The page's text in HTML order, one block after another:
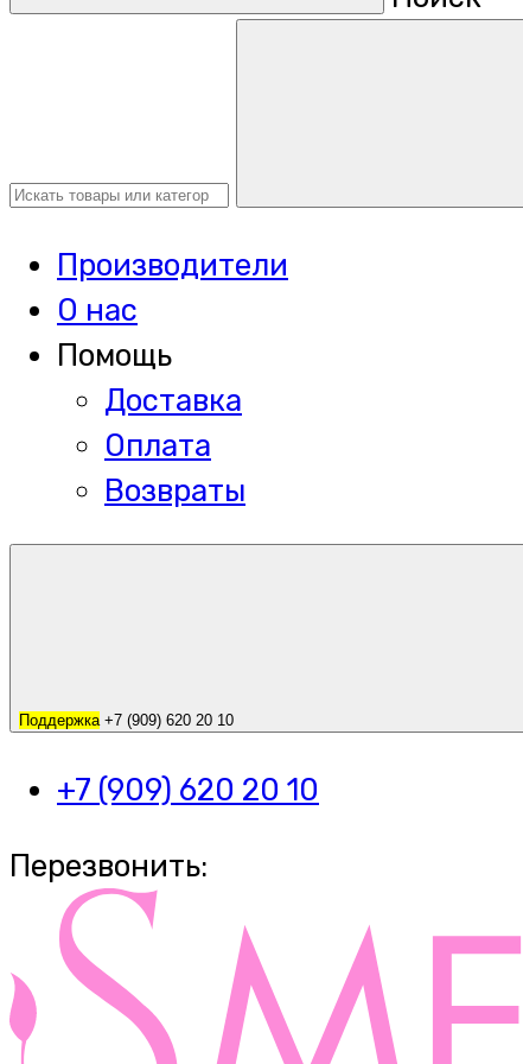
Производители
О нас
Помощь
Доставка
Оплата
Возвраты
Поддержка +7 (909) 620 20 10
+7 (909) 620 20 10
Перезвонить: